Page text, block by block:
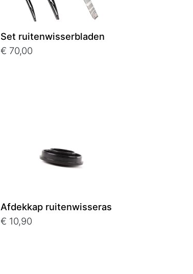
Set ruitenwisserbladen
€ 70,00
Afdekkap ruitenwisseras
€ 10,90